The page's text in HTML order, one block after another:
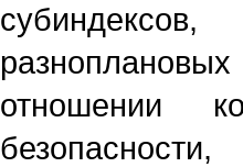
отношении